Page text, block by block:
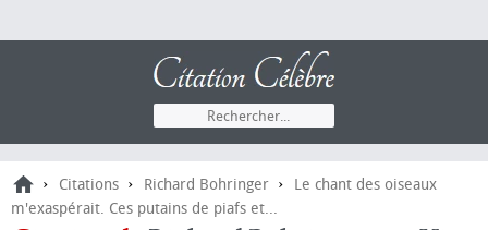
› Citations › Richard Bohringer ›
Le chant des oiseaux
m'exaspérait. Ces putains de piafs et...